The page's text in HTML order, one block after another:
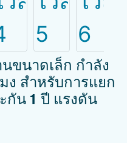
ขนาดเล็ก กำลัง
ง สำหรับการแยก
กัน 1 ปี แรงดัน